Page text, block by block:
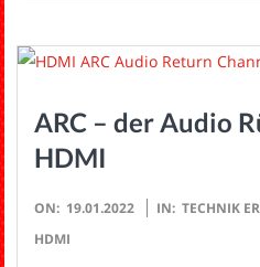
ARC – der Audio
HDMI
2022-
01-
ON: 19.01.2022 IN: TECHNIK
HDMI